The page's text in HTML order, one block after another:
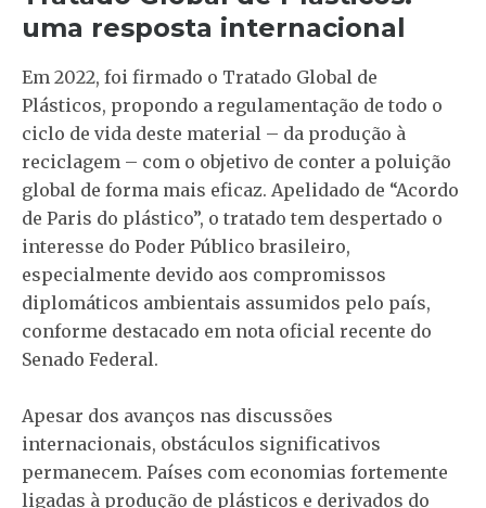
uma resposta internacional
Em 2022, foi firmado o Tratado Global de
Plásticos, propondo a regulamentação de todo o
ciclo de vida deste material – da produção à
reciclagem – com o objetivo de conter a poluição
global de forma mais eficaz. Apelidado de “Acordo
de Paris do plástico”, o tratado tem despertado o
interesse do Poder Público brasileiro,
especialmente devido aos compromissos
diplomáticos ambientais assumidos pelo país,
conforme destacado em nota oficial recente do
Senado Federal.
Apesar dos avanços nas discussões
internacionais, obstáculos significativos
permanecem. Países com economias fortemente
ligadas à produção de plásticos e derivados do